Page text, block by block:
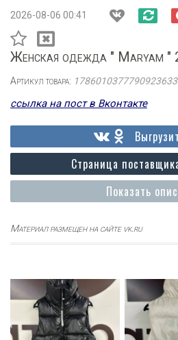
2026-08-06 00:41
Женская одежда " Maryam "
Артикул товара: 1786010377790923633
ссылка на пост в Вконтакте
Показать
Страница
Материал размещен на сайте vk.ru